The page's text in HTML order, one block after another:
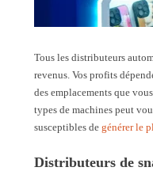
Tous les distributeurs
revenus. Vos profits
des emplacements que
types de machines peut
susceptibles de générer le
Distributeurs de